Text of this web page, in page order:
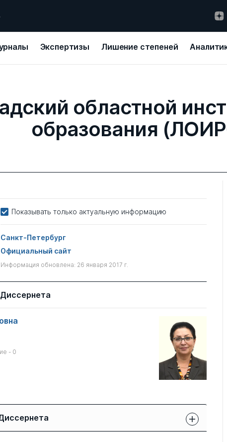
Экспертизы Лишение степеней
областной
образования
Показывать только актуальную информацию
Санкт-Петербург
Официальный сайт
Информация обновлена: 26 января 2017 г.
- 0